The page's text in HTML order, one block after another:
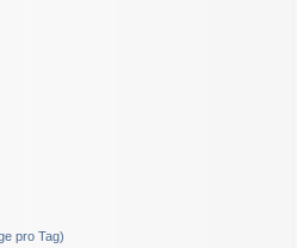
pro Tag)